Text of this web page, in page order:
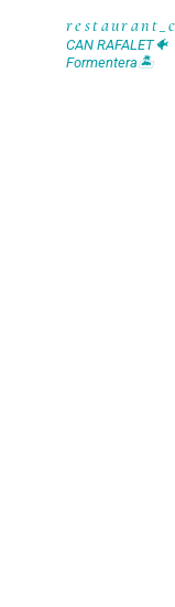
CAN
Formentera🏝️